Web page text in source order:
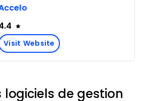
Visit Website
logiciels de gestion